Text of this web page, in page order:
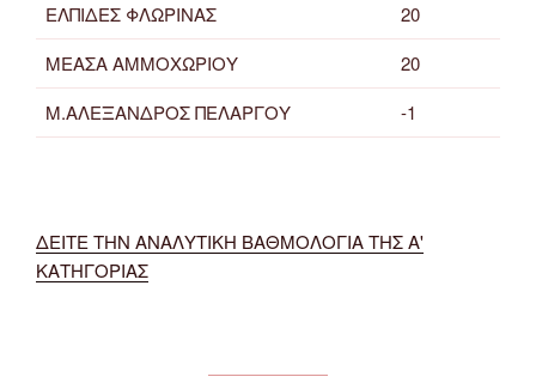
ΕΛΠΙΔΕΣ ΦΛΩΡΙΝΑΣ
20
ΜΕΑΣΑ ΑΜΜΟΧΩΡΙΟΥ
20
Μ.ΑΛΕΞΑΝΔΡΟΣ ΠΕΛΑΡΓΟΥ
-1
ΔΕΙΤΕ ΤΗΝ ΑΝΑΛΥΤΙΚΗ ΒΑΘΜΟΛΟΓΙΑ ΤΗΣ Α'
ΚΑΤΗΓΟΡΙΑΣ